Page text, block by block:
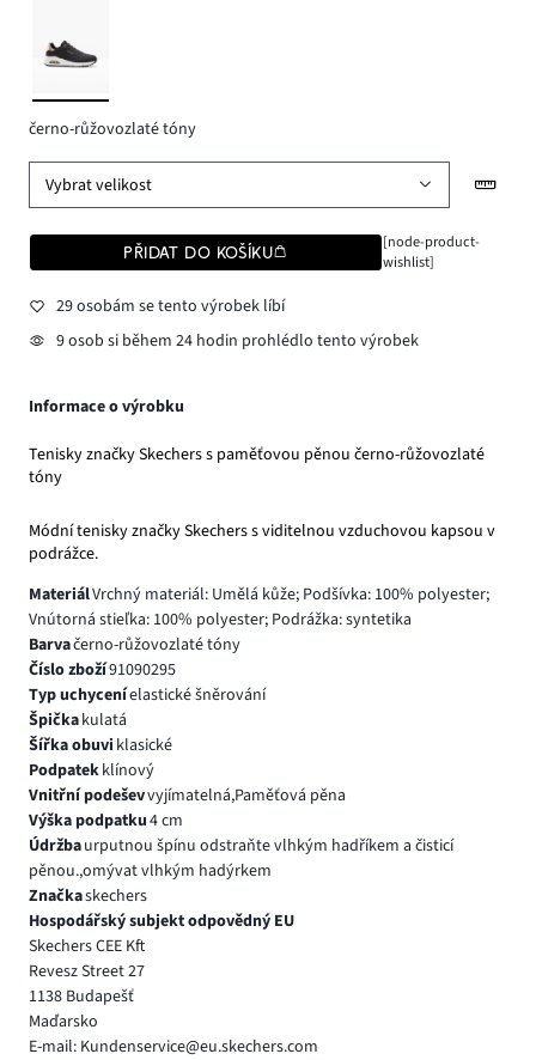
černo-růžovozlaté tóny
Vybrat velikost
PŘIDAT DO KOŠÍKU
[node-product-
wishlist]
29 osobám se tento výrobek líbí
9 osob si během 24 hodin prohlédlo tento výrobek
Informace o výrobku
Tenisky značky Skechers s paměťovou pěnou černo-růžovozlaté
tóny
Módní tenisky značky Skechers s viditelnou vzduchovou kapsou v
podrážce.
MateriálVrchný materiál: Umělá kůže; Podšívka: 100% polyester;
Vnútorná stieľka: 100% polyester; Podrážka: syntetika
Barvačerno-růžovozlaté tóny
Číslo zboží91090295
Typ uchyceníelastické šněrování
Špičkakulatá
Šířka obuvi klasické
Podpatekklínový
Vnitřní podeševvyjímatelná,Paměťová pěna
Výška podpatku4 cm
Údržbaurputnou špínu odstraňte vlhkým hadříkem a čisticí
pěnou.,omývat vlhkým hadýrkem
Značkaskechers
Hospodářský subjekt odpovědný EU
Skechers CEE Kft
Revesz Street 27
1138 Budapešť
Maďarsko
E-mail: Kundenservice@eu.skechers.com